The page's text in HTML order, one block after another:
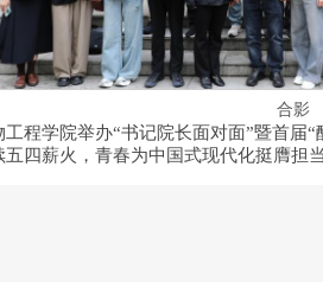
合影
程学院举办“书记院长面对面”暨首届“
五四薪火，青春为中国式现代化挺膺担当